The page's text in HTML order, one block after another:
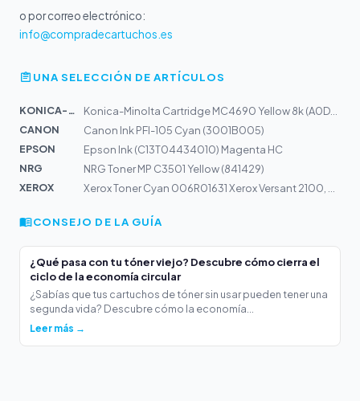
o por correo electrónico:
info@compradecartuchos.es
UNA SELECCIÓN DE ARTÍCULOS
KONICA-MIN...
CANON
Canon Ink PFI-105 Cyan (3001B005)
EPSON
Epson Ink (C13T04434010) Magenta HC
NRG
NRG Toner MP C3501 Yellow (841429)
XEROX
CONSEJO DE LA GUÍA
¿Qué pasa con tu tóner viejo? Descubre cómo cierra el
ciclo de la economía circular
¿Sabías que tus cartuchos de tóner sin usar pueden tener una
segunda vida? Descubre cómo la economía...
Leer más →